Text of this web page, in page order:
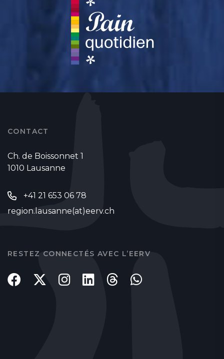
CONTACT
Ch. de Boissonnet 1
1010 Lausanne
+41 21 653 06 78
region.lausanne(at)eerv.ch
RESTEZ CONNECTÉS AVEC L’EERV